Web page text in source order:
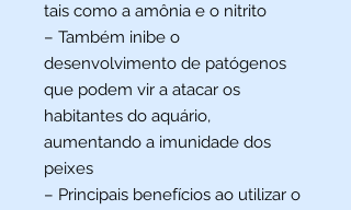
tais como a amônia e o nitrito
– Também inibe o
desenvolvimento de patógenos
que podem vir a atacar os
habitantes do aquário,
aumentando a imunidade dos
peixes
– Principais benefícios ao utilizar o